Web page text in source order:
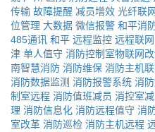
传输 故障提醒 减员增效 光纤联网
位管理 大数据 微信报警 和平消
485通讯 和平 远程监控 远程联网
津 单人值守 消防控制室物联网
南智慧消防 消防维保 消防主机联
消防数据监测 消防报警系统 消
制室远程 消防值班减员 消控室
理 消防信息化 消防远程值守 消
室改革 消防巡检 消防主机远程